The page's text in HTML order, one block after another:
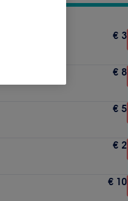
€ 3
€ 8
€ 5
€ 2
€ 10